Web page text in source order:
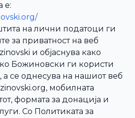
е:
на лични податоци ги
за приватност на веб
и објаснува како
Божиновски ги користи
се однесува на нашиот веб
мобилната
формата за донација и
Со Политиката за